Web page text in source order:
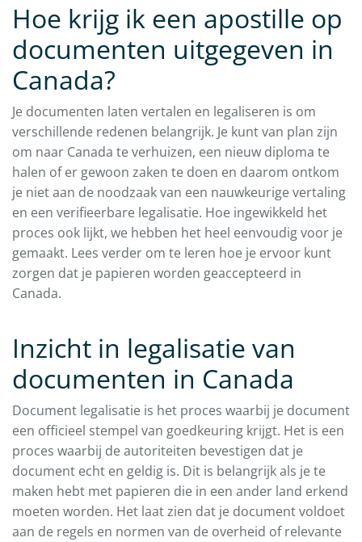
Hoe krijg ik een apostille op
documenten uitgegeven in
Canada?
Je documenten laten vertalen en legaliseren is om
verschillende redenen belangrijk. Je kunt van plan zijn
om naar Canada te verhuizen, een nieuw diploma te
halen of er gewoon zaken te doen en daarom ontkom
je niet aan de noodzaak van een nauwkeurige vertaling
en een verifieerbare legalisatie. Hoe ingewikkeld het
proces ook lijkt, we hebben het heel eenvoudig voor je
gemaakt. Lees verder om te leren hoe je ervoor kunt
zorgen dat je papieren worden geaccepteerd in
Canada.
Inzicht in legalisatie van
documenten in Canada
Document legalisatie is het proces waarbij je document
een officieel stempel van goedkeuring krijgt. Het is een
proces waarbij de autoriteiten bevestigen dat je
document echt en geldig is. Dit is belangrijk als je te
maken hebt met papieren die in een ander land erkend
moeten worden. Het laat zien dat je document voldoet
aan de regels en normen van de overheid of relevante